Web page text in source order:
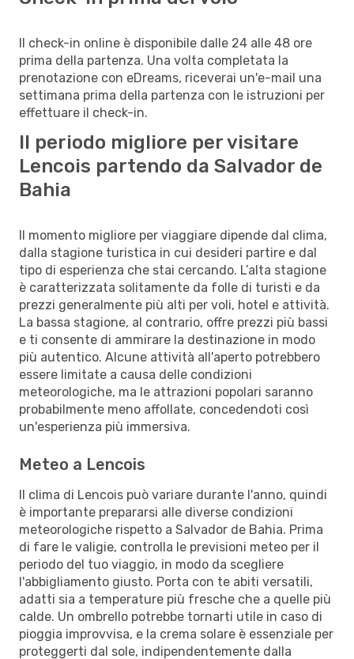
Il check-in online è disponibile dalle 24 alle 48 ore
prima della partenza. Una volta completata la
prenotazione con eDreams, riceverai un'e-mail una
settimana prima della partenza con le istruzioni per
effettuare il check-in.
Il periodo migliore per visitare
Lencois partendo da Salvador de
Bahia
Il momento migliore per viaggiare dipende dal clima,
dalla stagione turistica in cui desideri partire e dal
tipo di esperienza che stai cercando. L’alta stagione
è caratterizzata solitamente da folle di turisti e da
prezzi generalmente più alti per voli, hotel e attività.
La bassa stagione, al contrario, offre prezzi più bassi
e ti consente di ammirare la destinazione in modo
più autentico. Alcune attività all'aperto potrebbero
essere limitate a causa delle condizioni
meteorologiche, ma le attrazioni popolari saranno
probabilmente meno affollate, concedendoti così
un'esperienza più immersiva.
Meteo a Lencois
Il clima di Lencois può variare durante l'anno, quindi
è importante prepararsi alle diverse condizioni
meteorologiche rispetto a Salvador de Bahia. Prima
di fare le valigie, controlla le previsioni meteo per il
periodo del tuo viaggio, in modo da scegliere
l'abbigliamento giusto. Porta con te abiti versatili,
adatti sia a temperature più fresche che a quelle più
calde. Un ombrello potrebbe tornarti utile in caso di
pioggia improvvisa, e la crema solare è essenziale per
proteggerti dal sole, indipendentemente dalla